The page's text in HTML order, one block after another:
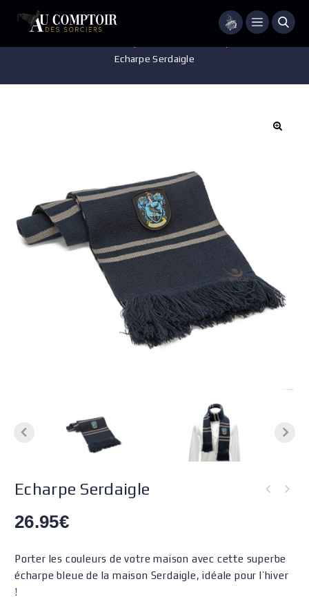
Menu
Echarpe Serdaigle
Echarpe Serdaigle
26.95€
Porter les couleurs de votre maison avec cette superbe
écharpe bleue de la maison Serdaigle, idéale pour l’hiver
!